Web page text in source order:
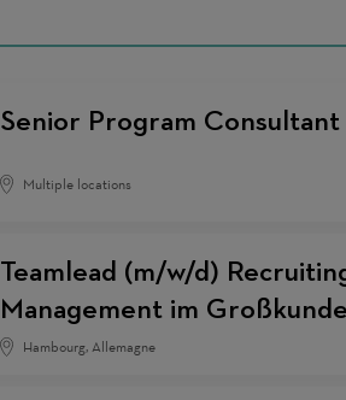
Senior Program Consultant
Multiple locations
Teamlead (m/w/d)
Management im
Hambourg, Allemagne